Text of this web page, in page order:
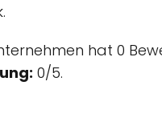
hat 0
0/5.